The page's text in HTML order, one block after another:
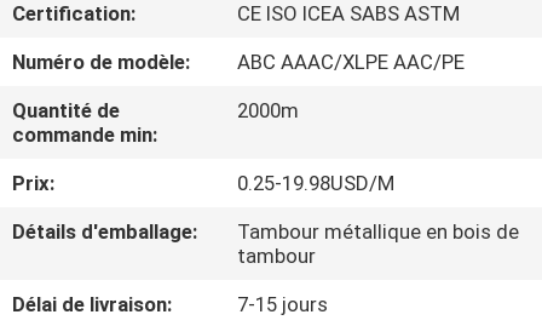
A
PROPOS
DE
NOUS
VISITE
Certification:
CE ISO ICEA SABS ASTM
Numéro de modèle:
ABC AAAC/XLPE AAC/PE
Quantité de
commande min:
2000m
Prix:
0.25-19.98USD/M
Détails d'emballage:
Tambour métallique en bois de
tambour
Délai de livraison:
7-15 jours